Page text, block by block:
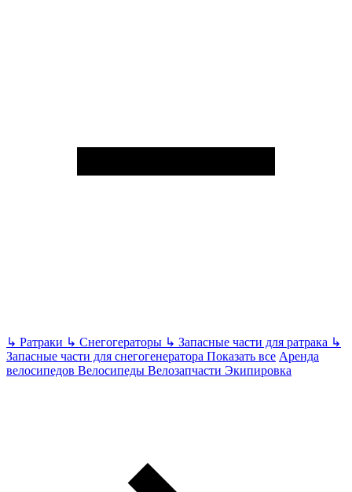
↳ Ратраки ↳ Снегогераторы ↳ Запасные части для ратрака ↳
Запасные части для снегогенератора Показать все Аренда
велосипедов Велосипеды Велозапчасти Экипировка